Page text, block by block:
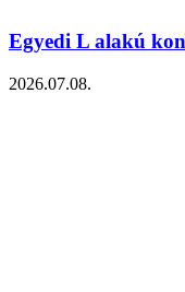
Egyedi L alakú
2026.07.08.